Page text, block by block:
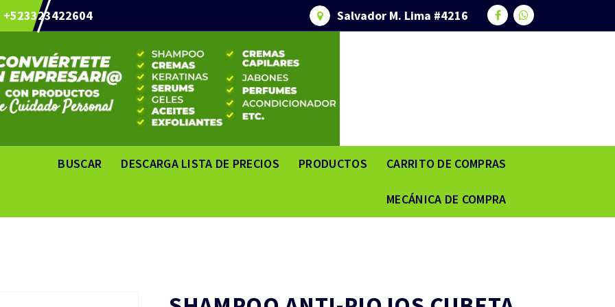
+523323422604 Salvador M. Lima #4216
BUSCAR DESCARGA LISTA DE PRECIOS PRODUCTOS CARRITO DE COMPRAS
MECÁNICA DE COMPRA